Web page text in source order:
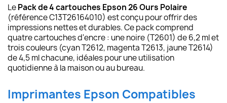
LePack de 4 cartouches Epson 26 Ours Polaire
(référence C13T26164010) est conçu pour offrir des
impressions nettes et durables. Ce pack comprend
quatre cartouches d'encre : une noire (T2601) de 6,2 ml et
trois couleurs (cyan T2612, magenta T2613, jaune T2614)
de 4,5 ml chacune, idéales pour une utilisation
quotidienne à la maison ou au bureau.
Imprimantes Epson Compatibles